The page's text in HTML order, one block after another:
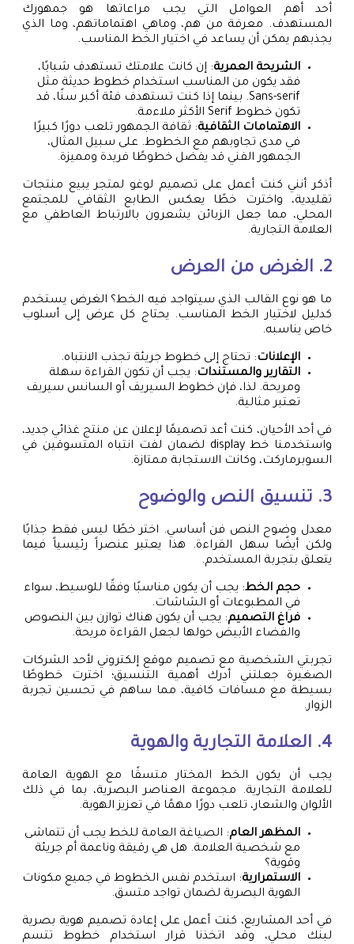
أحد أهم العوامل التي يجب مراعاتها هو جمهورك
المستهدف. معرفة من هم، وماهي اهتماماتهم، وما الذي
يجذبهم يمكن أن يساعد في اختيار الخط المناسب.
الشريحة العمرية: إن كانت علامتك تستهدف شبابًا،
فقد يكون من المناسب استخدام خطوط حديثة مثل
Sans-serif. بينما إذا كنت تستهدف فئة أكبر سنًا، قد
تكون خطوط Serif الأكثر ملاءمة.
الاهتمامات الثقافية: ثقافة الجمهور تلعب دورًا كبيرًا
في مدى تجاوبهم مع الخطوط. على سبيل المثال،
الجمهور الفني قد يفضل خطوطًا فريدة ومميزة.
أذكر أنني كنت أعمل على تصميم لوغو لمتجر يبيع منتجات
تقليدية، واخترت خطًا يعكس الطابع الثقافي للمجتمع
المحلي، مما جعل الزبائن يشعرون بالارتباط العاطفي مع
العلامة التجارية.
2. الغرض من العرض
ما هو نوع القالب الذي سيتواجد فيه الخط؟ الغرض يستخدم
كدليل لاختيار الخط المناسب. يحتاج كل عرض إلى أسلوب
خاص يناسبه.
الإعلانات: تحتاج إلى خطوط جريئة تجذب الانتباه.
التقارير والمستندات: يجب أن تكون القراءة سهلة
ومريحة. لذا، فإن خطوط السيريف أو السانس سيريف
تعتبر مثالية.
في أحد الأحيان، كنت أعد تصميمًا لإعلان عن منتج غذائي جديد،
واستخدمنا خط display لضمان لفت انتباه المتسوقين في
السوبرماركت، وكانت الاستجابة ممتازة.
3. تنسيق النص والوضوح
معدل وضوح النص فن أساسي. اختر خطًا ليس فقط جذابًا
ولكن أيضًا سهل القراءة. هذا يعتبر عنصراً رئيسياً فيما
يتعلق بتجربة المستخدم.
حجم الخط: يجب أن يكون مناسبًا وفقًا للوسيط، سواء
في المطبوعات أو الشاشات.
فراغ التصميم: يجب أن يكون هناك توازن بين النصوص
والفضاء الأبيض حولها لجعل القراءة مريحة.
تجربتي الشخصية مع تصميم موقع إلكتروني لأحد الشركات
الصغيرة جعلتني أدرك أهمية التنسيق؛ اخترت خطوطًا
بسيطة مع مسافات كافية، مما ساهم في تحسين تجربة
الزوار.
4. العلامة التجارية والهوية
يجب أن يكون الخط المختار متسقًا مع الهوية العامة
للعلامة التجارية. مجموعة العناصر البصرية، بما في ذلك
الألوان والشعار، تلعب دورًا مهمًا في تعزيز الهوية.
المظهر العام: الصياغة العامة للخط يجب أن تتماشى
مع شخصية العلامة. هل هي رقيقة وناعمة أم جريئة
وقوية؟
الاستمرارية: استخدم نفس الخطوط في جميع مكونات
الهوية البصرية لضمان تواجد متسق.
في أحد المشاريع، كنت أعمل على إعادة تصميم هوية بصرية
لبنك محلي، وقد اتخذنا قرار استخدام خطوط تتسم